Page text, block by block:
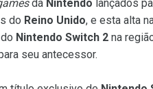
da Nintendo lançados
do Reino Unido, e esta alta
Nintendo Switch 2 na
seu antecessor.